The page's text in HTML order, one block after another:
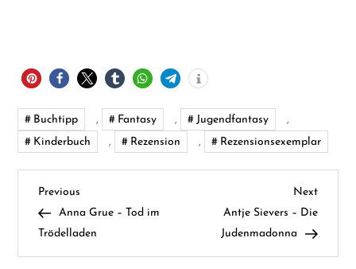
Buchtipp , Fantasy , Jugendfantasy
,
Kinderbuch
, Rezension , Rezensionsexemplar
B
e
Previous
Post
Previous
Anna Grue – Tod im
Trödelladen
Next
Post
Next
Antje Sievers – Die
Judenmadonna